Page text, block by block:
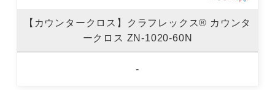
【カウンタークロス】クラフレックス® カウンタ
ークロス ZN-1020-60N
-